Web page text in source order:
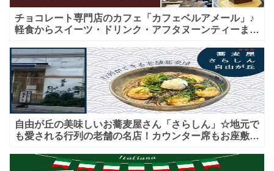
チョコレート専門店のカフェ「カフェベルアメール」♪
軽食からスイーツ・ドリンク・アフタヌーンティーまで
自由が丘の美味しいお蕎麦屋さん「さらしん」☆地元で
も愛される行列の老舗の名店！カウンター席もお座敷も